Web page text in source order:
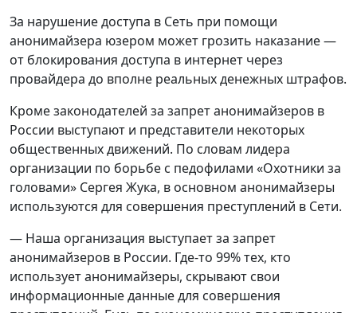
За нарушение доступа в Сеть при помощи
анонимайзера юзером может грозить наказание —
от блокирования доступа в интернет через
провайдера до вполне реальных денежных штрафов.
Кроме законодателей за запрет анонимайзеров в
России выступают и представители некоторых
общественных движений. По словам лидера
организации по борьбе с педофилами «Охотники за
головами» Сергея Жука, в основном анонимайзеры
используются для совершения преступлений в Сети.
— Наша организация выступает за запрет
анонимайзеров в России. Где-то 99% тех, кто
использует анонимайзеры, скрывают свои
информационные данные для совершения